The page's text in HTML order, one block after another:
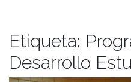
Etiqueta:
Desarrollo